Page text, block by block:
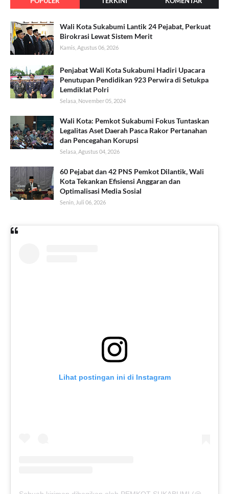
Wali Kota Sukabumi Lantik 24 Pejabat, Perkuat
Birokrasi Lewat Sistem Merit
Kamis, Agustus 06, 2026
Penjabat Wali Kota Sukabumi Hadiri Upacara
Penutupan Pendidikan 923 Perwira di Setukpa
Lemdiklat Polri
Selasa, November 05, 2024
Wali Kota: Pemkot Sukabumi Fokus Tuntaskan
Legalitas Aset Daerah Pasca Rakor Pertanahan
dan Pencegahan Korupsi
Selasa, Agustus 04, 2026
60 Pejabat dan 42 PNS Pemkot Dilantik, Wali
Kota Tekankan Efisiensi Anggaran dan
Optimalisasi Media Sosial
Senin, Juli 06, 2026
Lihat postingan ini di Instagram